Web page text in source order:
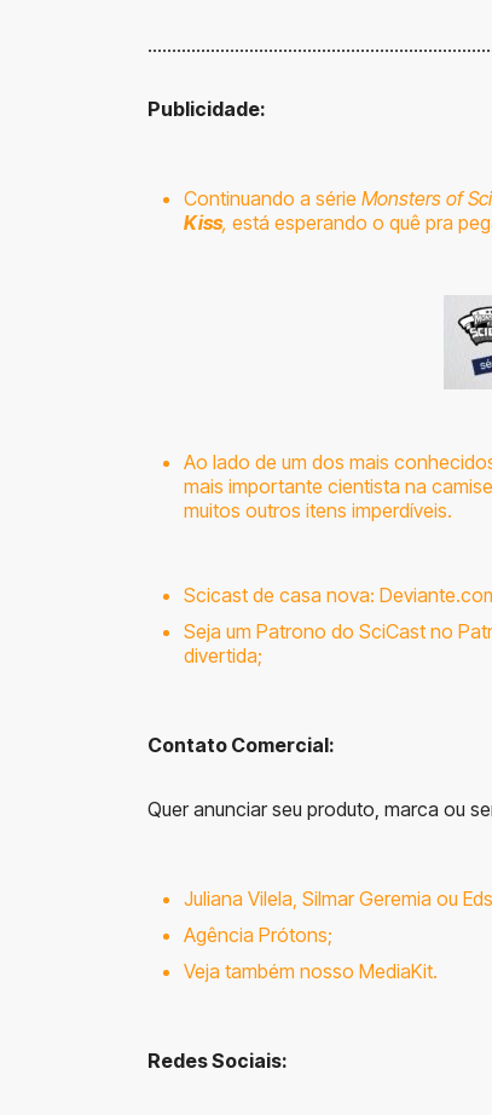
Publicidade:
Continuando a série Monsters of
Kiss, está esperando o quê pra
Ao lado de um dos mais
mais importante cientista na
muitos outros itens imperdíveis.
Scicast de casa nova:
Seja um Patrono do SciCast no
divertida;
Contato Comercial:
Quer anunciar seu produto, marca ou
Juliana Vilela, Silmar Geremia ou
Agência Prótons;
Veja também nosso MediaKit.
Redes Sociais: